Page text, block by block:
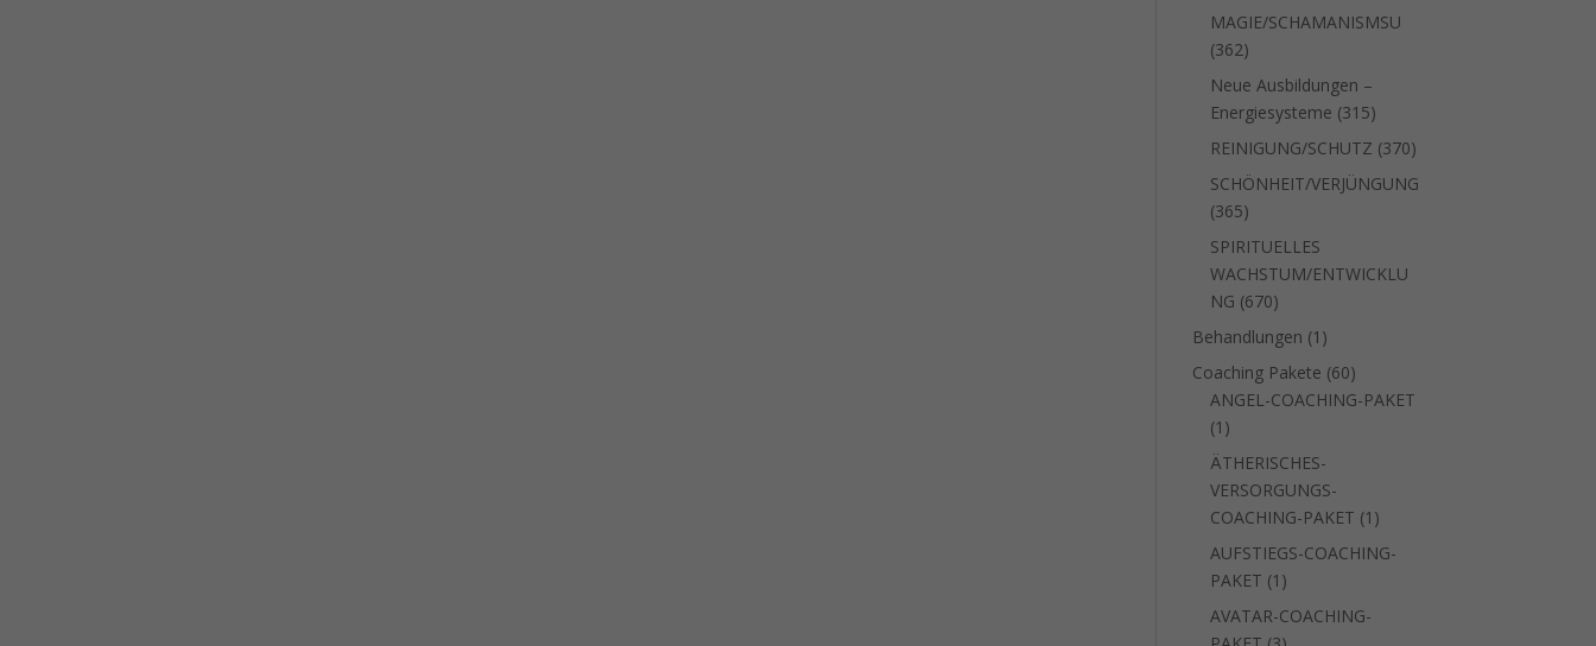
Produkte
MAGIE/SCHAMANISMSU
362362
Produkte
Neue Ausbildungen –
Energiesysteme 315315
Produkte
REINIGUNG/SCHUTZ 370370
Produkte
SCHÖNHEIT/VERJÜNGUNG
365365
Produkte
SPIRITUELLES
WACHSTUM/ENTWICKLU
NG 670670
Produkte
Behandlungen 1 1
Produkt
Coaching Pakete 6060
Produkte
ANGEL-COACHING-PAKET
1 1
Produkt
ÄTHERISCHES-
VERSORGUNGS-
COACHING-PAKET 1 1
Produkt
AUFSTIEGS-COACHING-
PAKET 1 1
Produkt
AVATAR-COACHING-